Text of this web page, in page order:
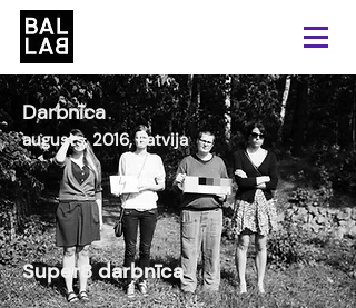
Darbnīca
augusts, 2016, Latvija
Super8 darbnīca